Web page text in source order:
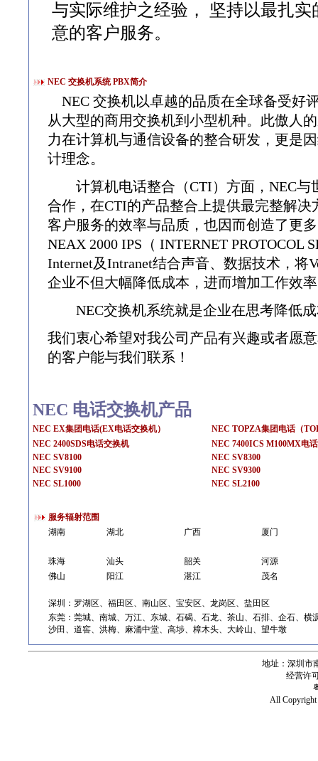
与实际维护之经验， 坚持以最扎
意的客户服务。
NEC 交换机系统 PBX简介
NEC 交换机以卓越的品质在全球备受好
从大型的商用交换机到小型机种。此傲人
力在计算机与通信设备的整合研发，更是
计理念。
计算机电话整合（CTI）方面，NEC与
合作，在CTI的产品整合上提供最完整解
客户服务的效率与品质，也因而创造了更
NEAX 2000 IPS（ INTERNET PROTOCOL
Internet及Intranet结合声音、数据技术，将
企业不但大幅降低成本，进而增加工作效
NEC交换机系统就是企业在思考降低成
我们衷心希望对我公司产品有兴趣或者愿
的客户能与我们联系！
NEC 电话交换机产品
NEC EX集团电话(EX电话交换机）
NEC TOPZA集团电话（
NEC 2400SDS电话交换机
NEC 7400ICS M100MX电
NEC SV8100
NEC SV8300
NEC SV9100
NEC SV9300
NEC SL1000
NEC SL2100
服务辐射范围
湖南
湖北 广西 厦门
珠海 汕头 韶关
河源
佛山
阳江 湛江 茂名
深圳：罗湖区、福田区、南山区、宝安区、龙岗区、盐田区
东莞：莞城、南城、万江、东城、石碣、石龙、茶山、石排、企石、
沙田、道窖、洪梅、麻涌中堂、高埗、樟木头、大岭山、望牛墩
地址：深圳市
经营许
All